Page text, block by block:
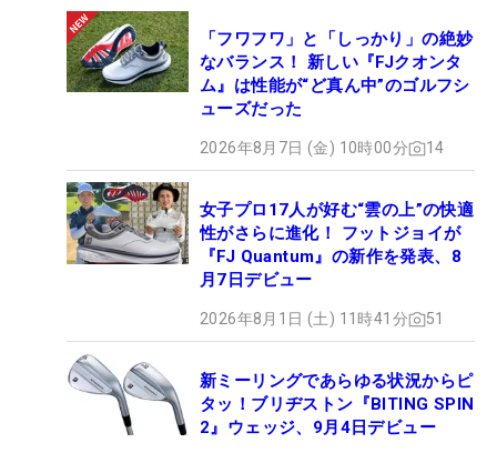
「フワフワ」と「しっかり」の絶妙
なバランス！ 新しい『FJクオンタ
ム』は性能が“ど真ん中”のゴルフシ
ューズだった
2026年8月7日 (金) 10時00分 14
女子プロ17人が好む“雲の上”の快適
性がさらに進化！ フットジョイが
『FJ Quantum』の新作を発表、8
月7日デビュー
2026年8月1日 (土) 11時41分 51
新ミーリングであらゆる状況からピ
タッ！ブリヂストン『BITING SPIN
2』ウェッジ、9月4日デビュー